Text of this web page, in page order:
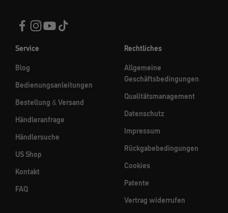
Service
Blog
Bedienungsanleitungen
Bestellung & Versand
Händleranfrage
Händlersuche
US Shop
Kontakt
FAQ
Rechtliches
Allgemeine
Geschäftsbedingungen
Qualitätsmanagement
Datenschutz
Impressum
Rückgabebedingungen
Cookies
Patente
Vertrag widerrufen